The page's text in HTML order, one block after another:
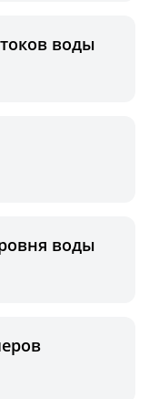
воды
воды